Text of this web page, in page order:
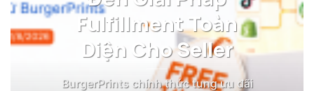
Fulfillment Toàn
Diện Cho Seller
BurgerPrints chính thức tung ưu đãi